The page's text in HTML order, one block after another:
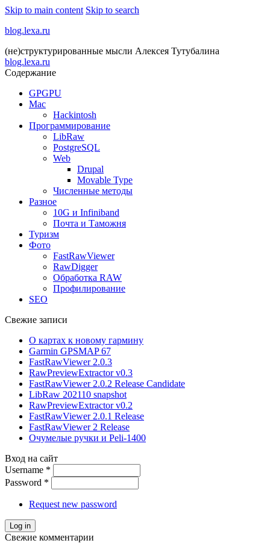
Skip to main content Skip to search
blog.lexa.ru
(не)структурированные мысли Алексея Тутубалина
blog.lexa.ru
Содержание
GPGPU
Mac
Hackintosh
Программирование
LibRaw
PostgreSQL
Web
Drupal
Movable Type
Численные методы
Разное
10G и Infiniband
Почта и Таможня
Туризм
Фото
FastRawViewer
RawDigger
Обработка RAW
Профилирование
SEO
Свежие записи
О картах к новому гармину
Garmin GPSMAP 67
FastRawViewer 2.0.3
RawPreviewExtractor v0.3
FastRawViewer 2.0.2 Release Candidate
LibRaw 202110 snapshot
RawPreviewExtractor v0.2
FastRawViewer 2.0.1 Release
FastRawViewer 2 Release
Очумелые ручки и Peli-1400
Вход на сайт
Username *
Password *
Request new password
Свежие комментарии